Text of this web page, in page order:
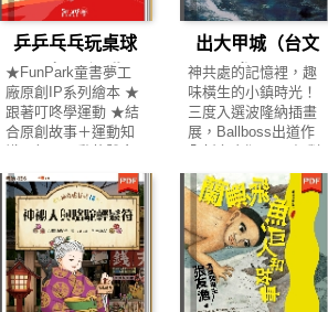
的媽媽像是……」 大
家都好快就想出來
了，只有小青蛙腦袋
空空，他覺得自己已
經快忘記媽媽的樣
子。 媽媽是？媽媽
是…… 忽然間，「青
蛙啊，皮膚就是要溼
青蛙似乎聽到了媽媽
的聲音……
個溫柔片刻。透過貼
近幼兒經驗的情境與
富有節奏感的圖文，
引領孩子在熟悉的生
活裡，自然開口說
話、表達感受，讓閱
讀成為日常中最親密
的對話時光。 書中出
情境，是參考兒童健
康手冊內發展篩檢的
題項而設計，此外，
本書更巧妙設計小摺
頁與互動提問，邀請
孩子動手翻一翻、找
一找、說一說，在遊
乒乒乓乓玩桌球
【叮咚GO運動】
★FunPark童書夢工
廠原創IP系列繪本 ★
跟著叮咚學運動 ★結
合原創故事＋運動知
繪本 身為大家最崇拜
的運動小達人，叮咚
一直是班上同學的注
目焦點， 但一切都在
轉學生艾咪出現後，
變得不一樣了。 偏偏
此時，叮咚卻被迫要
出大甲城（台文
版）
神共處的記憶裡，趣
味橫生的小鎮時光！
三度入選波隆納插畫
展，Ballboss出道作
故鄉與媽祖的深情刻
畫，也映照著台灣人
的文化性格。 ★附錄
「入大甲進前的入城
須知」，走讀這個和
媽祖結結做一伙的神
奇小鎮！ 大甲媽繞境